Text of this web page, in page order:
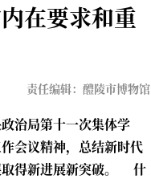
在要求和重
责任编辑：醴陵市博物馆
治局第十一次集体学
会议精神，总结新时代
取得新进展新突破。 什